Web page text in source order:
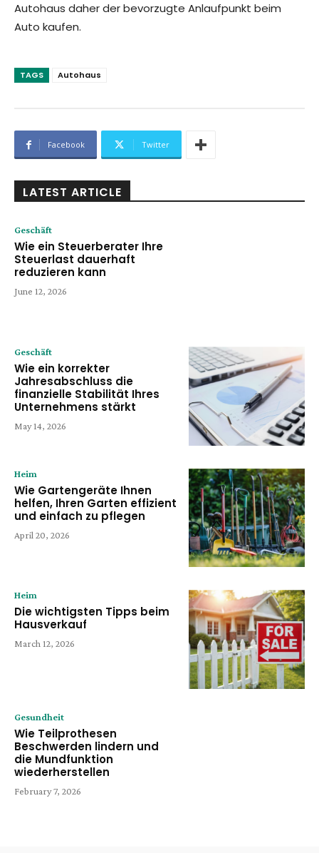
Autohaus daher der bevorzugte Anlaufpunkt beim
Auto kaufen.
TAGS Autohaus
Facebook Twitter
LATEST ARTICLE
Geschäft
Wie ein Steuerberater Ihre
Steuerlast dauerhaft
reduzieren kann
June 12, 2026
Geschäft
Wie ein korrekter
Jahresabschluss die
finanzielle Stabilität Ihres
Unternehmens stärkt
May 14, 2026
Heim
Wie Gartengeräte Ihnen
helfen, Ihren Garten effizient
und einfach zu pflegen
April 20, 2026
Heim
Die wichtigsten Tipps beim
Hausverkauf
March 12, 2026
Gesundheit
Wie Teilprothesen
Beschwerden lindern und
die Mundfunktion
wiederherstellen
February 7, 2026